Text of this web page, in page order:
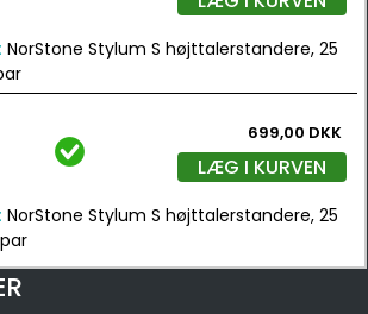
NorStone Stylum S højttalerstandere, 25
699,00 DKK
LÆG I KURVEN
NorStone Stylum S højttalerstandere, 25